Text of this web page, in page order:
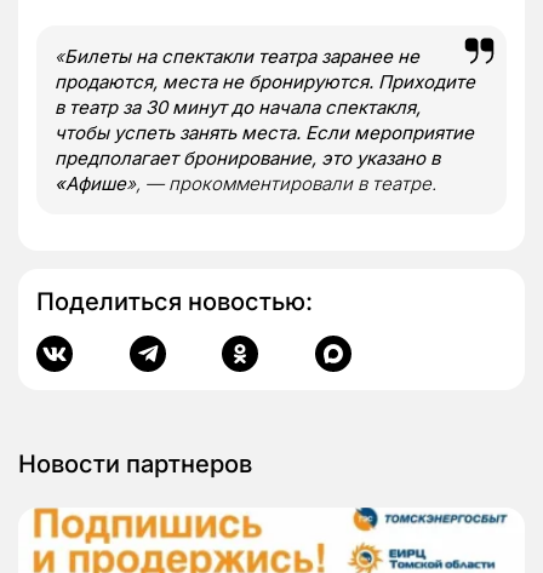
«Билеты на спектакли театра заранее не
продаются, места не бронируются. Приходите
в театр за 30 минут до начала спектакля,
чтобы успеть занять места. Если мероприятие
предполагает бронирование, это указано в
«Афише», — прокомментировали в театре.
Поделиться новостью:
Новости партнеров